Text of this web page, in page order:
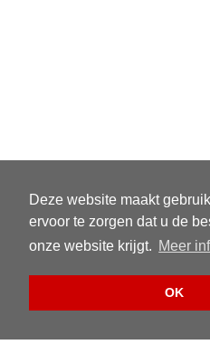
Deze website maakt
ervoor te zorgen dat u de
onze website krijgt. Meer
OK